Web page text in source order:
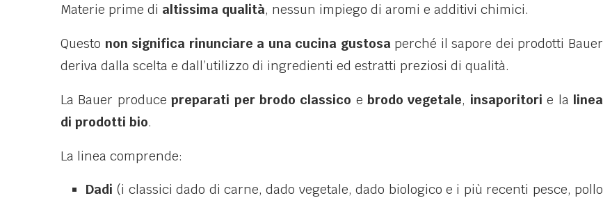
Materie prime di altissima qualità, nessun impiego di aromi e additivi chimici.
Questo non significa rinunciare a una cucina gustosa perché il sapore dei prodotti Bauer
deriva dalla scelta e dall’utilizzo di ingredienti ed estratti preziosi di qualità.
La Bauer producepreparati per brodo classico ebrodo vegetale, insaporitori e la linea
di prodotti bio.
La linea comprende:
Dadi (i classici dado di carne, dado vegetale, dado biologico e i più recenti pesce, pollo